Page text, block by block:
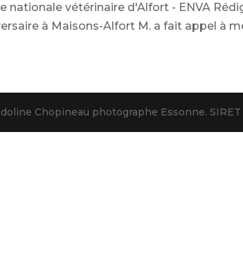
nationale vétérinaire d'Alfort - ENVA
à Maisons-Alfort M. a fait appel à
Chopineau photographe Essonne.